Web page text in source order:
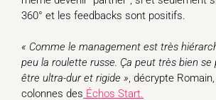
360° et les feedbacks sont positifs.
« Comme le management est très
peu la roulette russe. Ça peut très bien
être ultra-dur et rigide », décrypte
colonnes des Échos Start.